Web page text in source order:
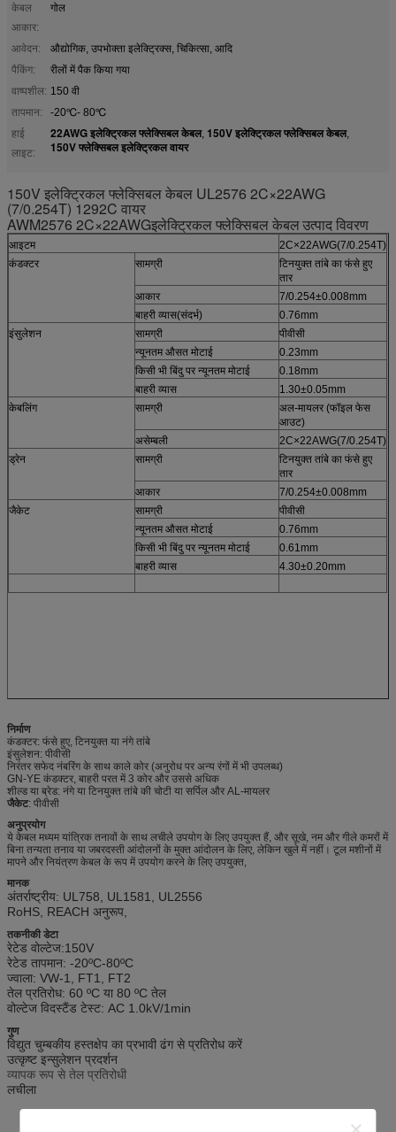
केबल
आकार:
गोल
आवेदन:
औद्योगिक, उपभोक्ता इलेक्ट्रिक्स, चिकित्सा, आदि
पैकिंग:
रीलों में पैक किया गया
वाष्पशील: 150 वी
तापमान:
-20℃- 80℃
हाई
लाइट:
22AWG इलेक्ट्रिकल फ्लेक्सिबल केबल, 150V इलेक्ट्रिकल फ्लेक्सिबल केबल,
150V फ्लेक्सिबल इलेक्ट्रिकल वायर
150V इलेक्ट्रिकल फ्लेक्सिबल केबल UL2576 2C×22AWG
(7/0.254T) 1292C वायर
AWM2576 2C×22AWGइलेक्ट्रिकल फ्लेक्सिबल केबलउत्पाद विवरण
आइटम
2C×22AWG(7/0.254T)
कंडक्टर
सामग्री
टिनयुक्त तांबे का फंसे हुए
तार
आकार
7/0.254±0.008mm
बाहरी व्यास(संदर्भ)
0.76mm
इंसुलेशन
सामग्री
पीवीसी
न्यूनतम औसत मोटाई
0.23mm
किसी भी बिंदु पर न्यूनतम मोटाई
0.18mm
बाहरी व्यास
1.30±0.05mm
केबलिंग
सामग्री
अल-मायलर (फॉइल फेस
आउट)
असेम्बली
2C×22AWG(7/0.254T)
ड्रेन
सामग्री
टिनयुक्त तांबे का फंसे हुए
तार
आकार
7/0.254±0.008mm
जैकेट
सामग्री
पीवीसी
न्यूनतम औसत मोटाई
0.76mm
किसी भी बिंदु पर न्यूनतम मोटाई
0.61mm
बाहरी व्यास
4.30±0.20mm
निर्माण
कंडक्टर: फंसे हुए, टिनयुक्त या नंगे तांबे
इंसुलेशन: पीवीसी
निरंतर सफेद नंबरिंग के साथ काले कोर (अनुरोध पर अन्य रंगों में भी उपलब्ध)
GN-YE कंडक्टर, बाहरी परत में 3 कोर और उससे अधिक
शील्ड या ब्रेड: नंगे या टिनयुक्त तांबे की चोटी या सर्पिल और AL-मायलर
जैकेट: पीवीसी
अनुप्रयोग
ये केबल मध्यम यांत्रिक तनावों के साथ लचीले उपयोग के लिए उपयुक्त हैं, और सूखे, नम और गीले कमरों में
बिना तन्यता तनाव या जबरदस्ती आंदोलनों के मुक्त आंदोलन के लिए, लेकिन खुले में नहीं। टूल मशीनों में
मापने और नियंत्रण केबल के रूप में उपयोग करने के लिए उपयुक्त,
मानक
अंतर्राष्ट्रीय: UL758, UL1581, UL2556
RoHS, REACH अनुरूप,
तकनीकी डेटा
रेटेड वोल्टेज:150V
रेटेड तापमान: -20ºC-80ºC
ज्वाला: VW-1, FT1, FT2
तेल प्रतिरोध: 60 ºC या 80 ºC तेल
वोल्टेज विदस्टैंड टेस्ट: AC 1.0kV/1min
गुण
विद्युत चुम्बकीय हस्तक्षेप का प्रभावी ढंग से प्रतिरोध करें
उत्कृष्ट इन्सुलेशन प्रदर्शन
व्यापक रूप से तेल प्रतिरोधी
लचीला